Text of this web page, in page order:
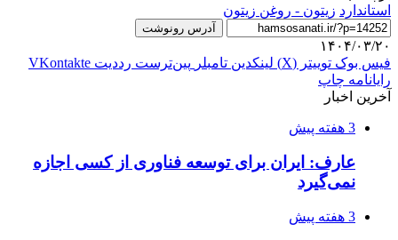
استاندارد زيتون - روغن زيتون
آدرس رونوشت
۱۴۰۴/۰۳/۲۰
فیس بوک توییتر (X) لینکدین ‫تامبلر ‫پین‌ترست ‫رددیت ‫VKontakte
رایانامه چاپ
آخرین اخبار
3 هفته پیش
عارف: ایران برای توسعه فناوری از کسی اجازه
نمی‌گیرد
3 هفته پیش